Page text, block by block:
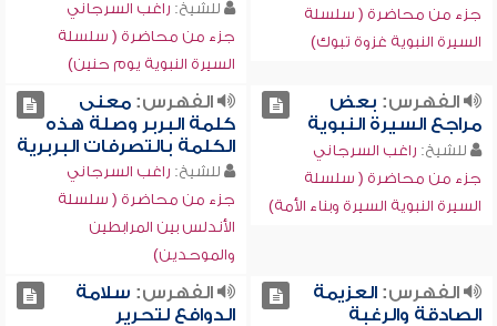
جزء من محاضرة ( سلسلة
السيرة النبوية غزوة تبوك)
للشيخ: راغب السرجاني
جزء من محاضرة ( سلسلة
السيرة النبوية يوم حنين)
الفهرس: بعض
مراجع السيرة النبوية
للشيخ: راغب السرجاني
جزء من محاضرة ( سلسلة
السيرة النبوية السيرة وبناء الأمة)
الفهرس:معنى
كلمة البربر وصلة هذه
الكلمة بالتصرفات البربرية
للشيخ: راغب السرجاني
جزء من محاضرة ( سلسلة
الأندلس بين المرابطين
والموحدين)
الفهرس:العزيمة
الصادقة والرغبة
الفهرس: سلامة
الدوافع لتحرير